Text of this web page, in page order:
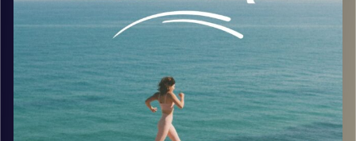
הבריאות, הקריה האקדמית אונו, ומרצה באוניברסיטת רייכמן.
בפרק בחנו את המושג "לימינליות", אותו מרחב של "בין לבין",
וניסינו להסביר את החוויה התודעתית שרצים רבים מכירים אך
לא תמיד יודעים לקרוא לה בשם.
נגענו גם בחיבור המורכב שבין עונג לכאב: למה עבור רצים
מסוימים הכאב הופך להוכחה ולמשמעות, בעוד שעבור אחרים
הוא רק מחסום שצריך לעבור? דיברנו על ההבדל שבין